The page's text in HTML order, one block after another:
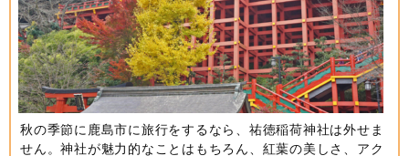
秋の季節に鹿島市に旅行をするなら、祐徳稲荷神社は外せま
せん。神社が魅力的なことはもちろん、紅葉の美しさ、アク